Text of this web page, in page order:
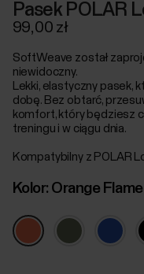
Pasek POLAR
99,00 zł
SoftWeave został
niewidoczny.
Lekki, elastyczny pasek,
dobę. Bez obtarć,
komfort, który będziesz
treningu i w ciągu dnia.
Kompatybilny z POLAR
Kolor: Orange Flame